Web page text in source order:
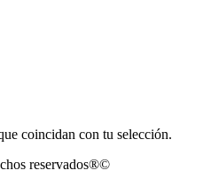
coincidan con tu selección.
reservados®©